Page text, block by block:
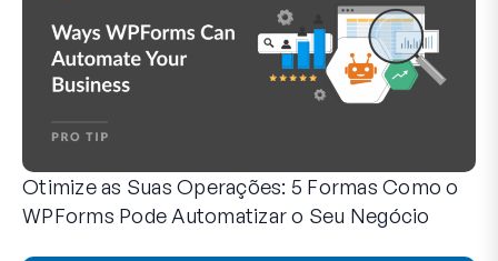
Otimize as Suas Operações: 5 Formas Como o
WPForms Pode Automatizar o Seu Negócio